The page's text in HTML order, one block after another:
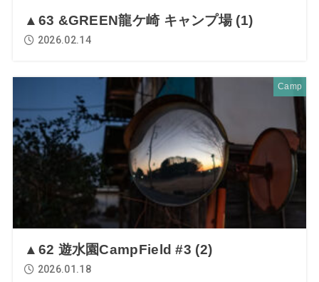
▲63 &GREEN龍ケ崎 キャンプ場 (1)
2026.02.14
Camp
▲62 遊水園CampField #3 (2)
2026.01.18